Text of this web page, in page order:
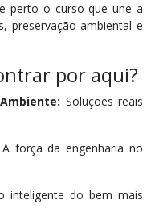
perto o curso que une a
preservação ambiental e
por aqui?
Soluções reais
A força da engenharia no
inteligente do bem mais